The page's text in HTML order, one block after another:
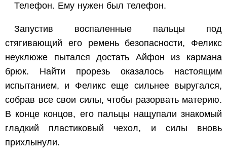
Телефон. Ему нужен был телефон.
Запустив воспаленные пальцы под
стягивающий его ремень безопасности, Феликс
неуклюже пытался достать Айфон из кармана
брюк. Найти прорезь оказалось настоящим
испытанием, и Феликс еще сильнее выругался,
собрав все свои силы, чтобы разорвать материю.
В конце концов, его пальцы нащупали знакомый
гладкий пластиковый чехол, и силы вновь
прихлынули.